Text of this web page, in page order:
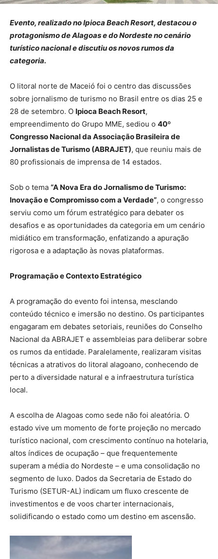
Evento, realizado no Ipioca Beach Resort, destacou o
protagonismo de Alagoas e do Nordeste no cenário
turístico nacional e discutiu os novos rumos da
categoria.
O litoral norte de Maceió foi o centro das discussões
sobre jornalismo de turismo no Brasil entre os dias 25 e
28 de setembro. O Ipioca Beach Resort,
empreendimento do Grupo MME, sediou o 40º
Congresso Nacional da Associação Brasileira de
Jornalistas de Turismo (ABRAJET), que reuniu mais de
80 profissionais de imprensa de 14 estados.
Sob o tema “A Nova Era do Jornalismo de Turismo:
Inovação e Compromisso com a Verdade”, o congresso
serviu como um fórum estratégico para debater os
desafios e as oportunidades da categoria em um cenário
midiático em transformação, enfatizando a apuração
rigorosa e a adaptação às novas plataformas.
Programação e Contexto Estratégico
A programação do evento foi intensa, mesclando
conteúdo técnico e imersão no destino. Os participantes
engagaram em debates setoriais, reuniões do Conselho
Nacional da ABRAJET e assembleias para deliberar sobre
os rumos da entidade. Paralelamente, realizaram visitas
técnicas a atrativos do litoral alagoano, conhecendo de
perto a diversidade natural e a infraestrutura turística
local.
A escolha de Alagoas como sede não foi aleatória. O
estado vive um momento de forte projeção no mercado
turístico nacional, com crescimento contínuo na hotelaria,
altos índices de ocupação – que frequentemente
superam a média do Nordeste – e uma consolidação no
segmento de luxo. Dados da Secretaria de Estado do
Turismo (SETUR-AL) indicam um fluxo crescente de
investimentos e de voos charter internacionais,
solidificando o estado como um destino em ascensão.